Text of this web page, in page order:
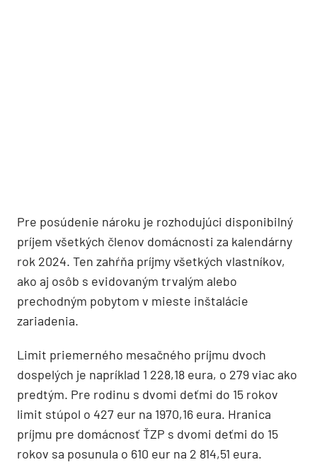
Pre posúdenie nároku je rozhodujúci disponibilný
príjem všetkých členov domácnosti za kalendárny
rok 2024. Ten zahŕňa príjmy všetkých vlastníkov,
ako aj osôb s evidovaným trvalým alebo
prechodným pobytom v mieste inštalácie
zariadenia.
Limit priemerného mesačného príjmu dvoch
dospelých je napríklad 1 228,18 eura, o 279 viac ako
predtým. Pre rodinu s dvomi deťmi do 15 rokov
limit stúpol o 427 eur na 1970,16 eura. Hranica
príjmu pre domácnosť ŤZP s dvomi deťmi do 15
rokov sa posunula o 610 eur na 2 814,51 eura.